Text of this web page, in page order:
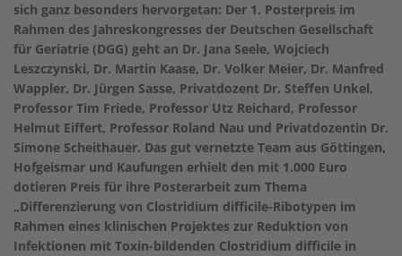
sich ganz besonders hervorgetan: Der 1. Posterpreis im
Rahmen des Jahreskongresses der Deutschen Gesellschaft
für Geriatrie (DGG) geht an Dr. Jana Seele, Wojciech
Leszczynski, Dr. Martin Kaase, Dr. Volker Meier, Dr. Manfred
Wappler, Dr. Jürgen Sasse, Privatdozent Dr. Steffen Unkel,
Professor Tim Friede, Professor Utz Reichard, Professor
Helmut Eiffert, Professor Roland Nau und Privatdozentin Dr.
Simone Scheithauer. Das gut vernetzte Team aus Göttingen,
Hofgeismar und Kaufungen erhielt den mit 1.000 Euro
dotieren Preis für ihre Posterarbeit zum Thema
„Differenzierung von Clostridium difficile-Ribotypen im
Rahmen eines klinischen Projektes zur Reduktion von
Infektionen mit Toxin-bildenden Clostridium difficile in